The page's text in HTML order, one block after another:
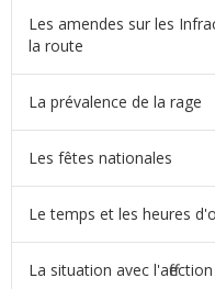
Les amendes sur les
la route
La prévalence de la rage
Les fêtes nationales
Le temps et les heures
La situation avec